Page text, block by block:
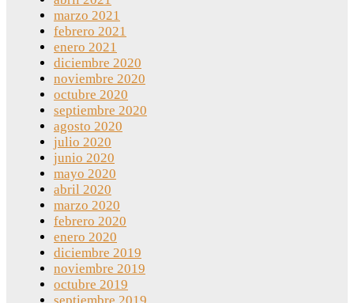
marzo 2021
febrero 2021
enero 2021
diciembre 2020
noviembre 2020
octubre 2020
septiembre 2020
agosto 2020
julio 2020
junio 2020
mayo 2020
abril 2020
marzo 2020
febrero 2020
enero 2020
diciembre 2019
noviembre 2019
octubre 2019